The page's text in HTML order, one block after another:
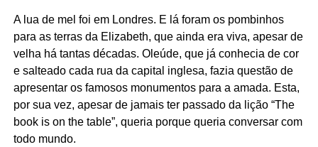
A lua de mel foi em Londres. E lá foram os pombinhos
para as terras da Elizabeth, que ainda era viva, apesar de
velha há tantas décadas. Oleúde, que já conhecia de cor
e salteado cada rua da capital inglesa, fazia questão de
apresentar os famosos monumentos para a amada. Esta,
por sua vez, apesar de jamais ter passado da lição “The
book is on the table”, queria porque queria conversar com
todo mundo.